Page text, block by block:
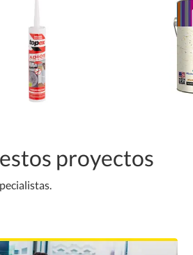
proyectos